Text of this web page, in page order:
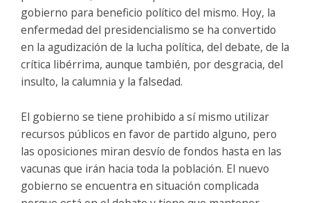
gobierno para beneficio político del mismo. Hoy, la
enfermedad del presidencialismo se ha convertido
en la agudización de la lucha política, del debate, de la
crítica libérrima, aunque también, por desgracia, del
insulto, la calumnia y la falsedad.
El gobierno se tiene prohibido a sí mismo utilizar
recursos públicos en favor de partido alguno, pero
las oposiciones miran desvío de fondos hasta en las
vacunas que irán hacia toda la población. El nuevo
gobierno se encuentra en situación complicada